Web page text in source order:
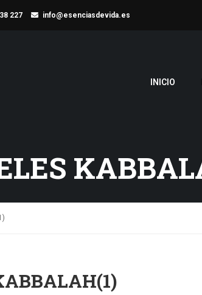
227 info@esenciasdevida.es
INICIO